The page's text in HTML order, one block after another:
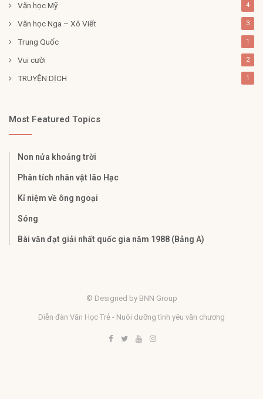
Văn học Mỹ 4
Văn học Nga – Xô Viết 3
Trung Quốc 1
Vui cười 2
TRUYỆN DỊCH 1
Most Featured Topics
Non nửa khoảng trời
Phân tích nhân vật lão Hạc
Kỉ niệm về ông ngoại
Sóng
Bài văn đạt giải nhất quốc gia năm 1988 (Bảng A)
© Designed by BNN Group
Diễn đàn Văn Học Trẻ - Nuôi dưỡng tình yêu văn chương